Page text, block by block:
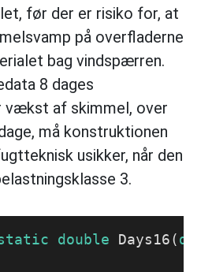
før der er risiko for, at
på overfladerne
bag vindspærren.
8 dages
af skimmel, over
må konstruktionen
usikker, når den
3.
double Days16 (